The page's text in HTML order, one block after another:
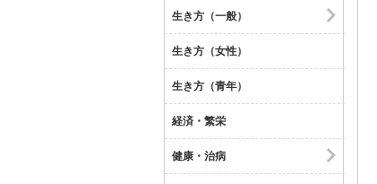
生き方（一般）
生き方（女性）
生き方（青年）
経済・繁栄
健康・治病